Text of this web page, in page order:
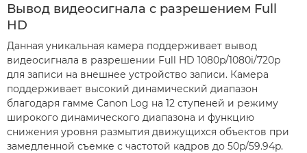
Вывод видеосигнала с разрешением Full
HD
Данная уникальная камера поддерживает вывод
видеосигнала в разрешении Full HD 1080p/1080i/720p
для записи на внешнее устройство записи. Камера
поддерживает высокий динамический диапазон
благодаря гамме Canon Log на 12 ступеней и режиму
широкого динамического диапазона и функцию
снижения уровня размытия движущихся объектов при
замедленной съемке с частотой кадров до 50p/59.94p.